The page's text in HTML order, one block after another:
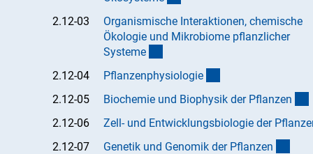
2.12-03
Organismische Interaktionen, chemische
Ökologie und Mikrobiome pflanzlicher
Systeme
2.12-04
Pflanzenphysiologie
2.12-05
Biochemie und Biophysik der Pflanzen
2.12-06
Zell- und Entwicklungsbiologie der Pflanze
2.12-07
Genetik und Genomik der Pflanzen